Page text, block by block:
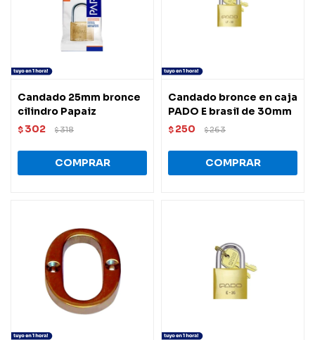
Candado 25mm bronce
cilindro Papaiz
$ 302 $318
Candado bronce en caja
PADO E brasil de 30mm
$ 250 $263